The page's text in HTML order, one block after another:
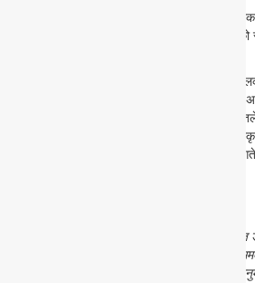
कृषि क्षेत्रको व्यावसायीकरण, आधुनिकीकरण,
लगानी आकर्षित गर्न सार्वजनिक, निजी तथा
नेपाल किसान महासंघ कास्कीका सभापति पुण्डरी
कार्यक्रममा पोखरा महानगरपालिका वडा नं। १४ का
किसान महासंघ केन्द्रकी सदस्य नम्रता बराल
धान रोपाई सँगसँगै हिले दौड प्रतियोगिता र अन्य
। नेपाल किसान महासंघ कास्कीले वर्षेनी असार १५
यस एभरेस्ट आवाज
समाचार, लेख, बिचार, टिप्पणी वा अन्य कुनैपनि
गरिएको छ । यहाँ सम्प्रेषित कुनैपनि सामग्री बिना